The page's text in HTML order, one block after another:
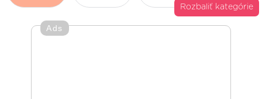
Rozbaliť kategórie
Ads